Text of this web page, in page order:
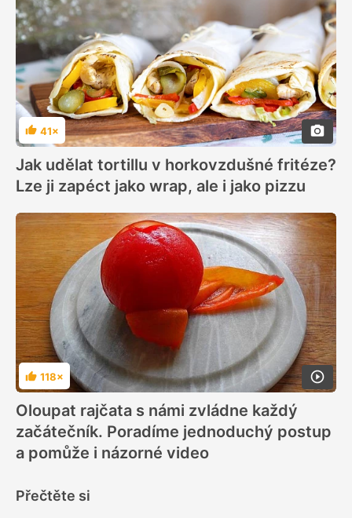
Hodnocení
41×
Jak udělat tortillu v horkovzdušné fritéze?
Lze ji zapéct jako wrap, ale i jako pizzu
Hodnocení
118×
Oloupat rajčata s námi zvládne každý
začátečník. Poradíme jednoduchý postup
a pomůže i názorné video
Přečtěte si